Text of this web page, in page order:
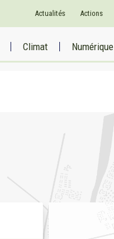
Actualités Actions
Climat Numérique